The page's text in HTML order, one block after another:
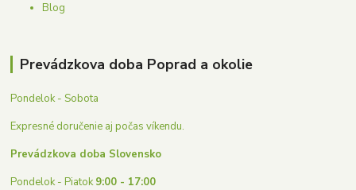
Blog
Prevádzkova doba Poprad a okolie
Pondelok - Sobota
Expresné doručenie aj počas víkendu.
Prevádzkova doba Slovensko
Pondelok - Piatok9:00 - 17:00